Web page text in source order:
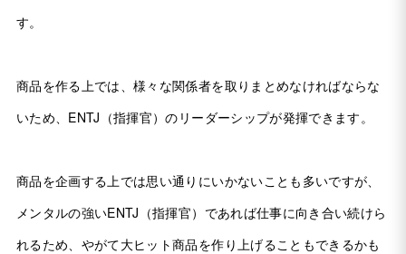
す。
商品を作る上では、様々な関係者を取りまとめなければならな
いため、ENTJ（指揮官）のリーダーシップが発揮できます。
商品を企画する上では思い通りにいかないことも多いですが、
メンタルの強いENTJ（指揮官）であれば仕事に向き合い続けら
れるため、やがて大ヒット商品を作り上げることもできるかも